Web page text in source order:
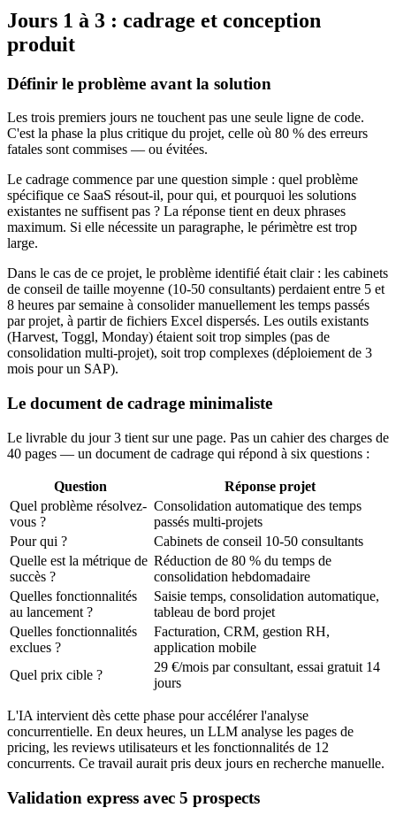
Jours 1 à 3 : cadrage et conception
produit
Définir le problème avant la solution
Les trois premiers jours ne touchent pas une seule ligne de code.
C'est la phase la plus critique du projet, celle où 80 % des erreurs
fatales sont commises — ou évitées.
Le cadrage commence par une question simple : quel problème
spécifique ce SaaS résout-il, pour qui, et pourquoi les solutions
existantes ne suffisent pas ? La réponse tient en deux phrases
maximum. Si elle nécessite un paragraphe, le périmètre est trop
large.
Dans le cas de ce projet, le problème identifié était clair : les cabinets
de conseil de taille moyenne (10-50 consultants) perdaient entre 5 et
8 heures par semaine à consolider manuellement les temps passés
par projet, à partir de fichiers Excel dispersés. Les outils existants
(Harvest, Toggl, Monday) étaient soit trop simples (pas de
consolidation multi-projet), soit trop complexes (déploiement de 3
mois pour un SAP).
Le document de cadrage minimaliste
Le livrable du jour 3 tient sur une page. Pas un cahier des charges de
40 pages — un document de cadrage qui répond à six questions :
Question
Réponse projet
Quel problème résolvez-
vous ?
Consolidation automatique des temps
passés multi-projets
Pour qui ?
Cabinets de conseil 10-50 consultants
Quelle est la métrique de
succès ?
Réduction de 80 % du temps de
consolidation hebdomadaire
Quelles fonctionnalités
au lancement ?
Saisie temps, consolidation automatique,
tableau de bord projet
Quelles fonctionnalités
exclues ?
Facturation, CRM, gestion RH,
application mobile
Quel prix cible ?
29 €/mois par consultant, essai gratuit 14
jours
L'IA intervient dès cette phase pour accélérer l'analyse
concurrentielle. En deux heures, un LLM analyse les pages de
pricing, les reviews utilisateurs et les fonctionnalités de 12
concurrents. Ce travail aurait pris deux jours en recherche manuelle.
Validation express avec 5 prospects